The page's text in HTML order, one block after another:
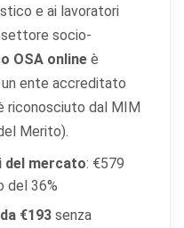
e ai lavoratori
settore socio-
OSA online è
ente accreditato
riconosciuto dal MIM
Merito).
del mercato: €579
del 36%
€193 senza